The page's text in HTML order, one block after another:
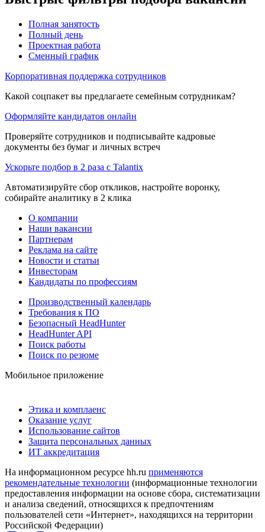
Полная занятость
Полный день
Проектная работа
Сменный график
Корпоративная поддержка сотрудников
Какой соцпакет вы предлагаете семейным сотрудникам?
Оформляйте кандидатов онлайн
Проверяйте сотрудников и подписывайте кадровые
документы без бумаг и личных встреч
Ускорьте подбор в 2 раза с Talantix
Автоматизируйте сбор откликов, настройте воронку,
собирайте аналитику в 2 клика
О компании
Наши вакансии
Партнерам
Реклама на сайте
Новости и статьи
Инвесторам
Кандидаты по профессиям
Производственный календарь
Требования к ПО
Безопасный HeadHunter
HeadHunter API
Поиск работы
Поиск по резюме
Мобильное приложение
Этика и комплаенс
Оказание услуг
Использование сайтов
Защита персональных данных
ИТ аккредитация
На информационном ресурсе hh.ru применяются
рекомендательные технологии (информационные технологии
предоставления информации на основе сбора, систематизации
и анализа сведений, относящихся к предпочтениям
пользователей сети «Интернет», находящихся на территории
Российской Федерации)